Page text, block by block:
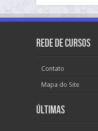
Rede de Cursos
Contato
Mapa do Site
Últimas